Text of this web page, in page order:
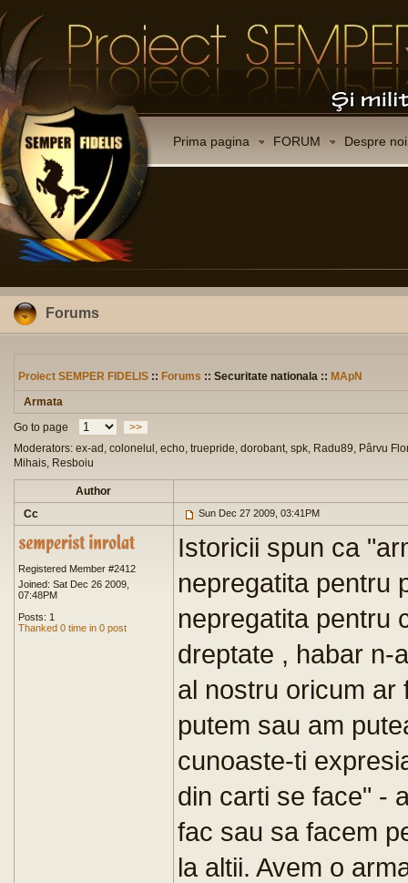
Prima pagina FORUM Despre noi
Forums
Proiect SEMPER FIDELIS :: Forums :: Securitate nationala :: MApN
Armata
Go to page
>>
Moderators: ex-ad, colonelul, echo, truepride, dorobant, spk, Radu89, Pârvu
Mihais, Resboiu
Author
Cc
Sun Dec 27 2009, 03:41PM
Registered Member #2412
Joined: Sat Dec 26 2009,
07:48PM
Posts: 1
Thanked 0 time in 0 post
Istoricii spun ca
nepregatita pentru
nepregatita pentru
dreptate , habar n-
al nostru oricum ar
putem sau am
cunoaste-ti
din carti se face" -
fac sau sa facem
la altii. Avem o